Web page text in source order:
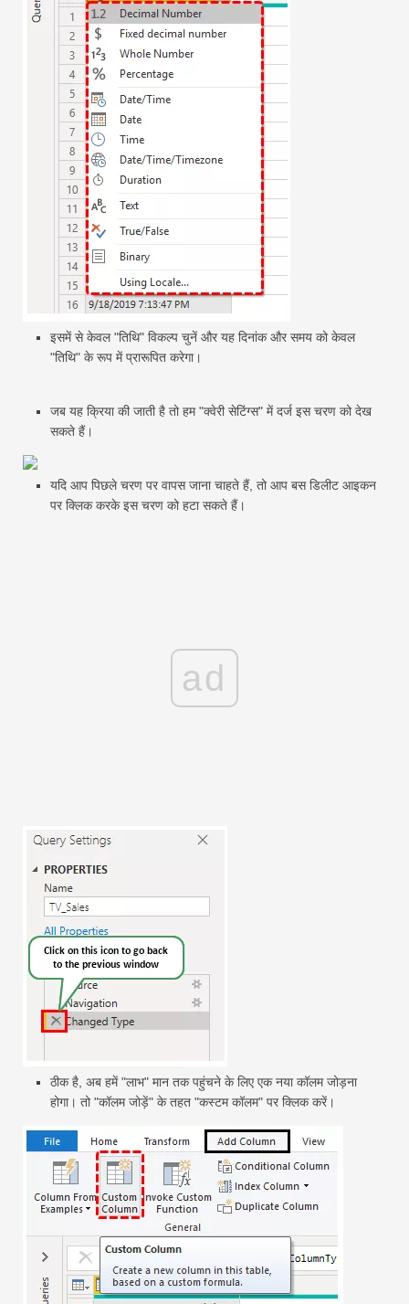
इसमें से केवल "तिथि" विकल्प चुनें और यह दिनांक और समय को केवल
"तिथि" के रूप में प्रारूपित करेगा।
जब यह क्रिया की जाती है तो हम "क्वेरी सेटिंग्स" में दर्ज इस चरण को देख
सकते हैं।
यदि आप पिछले चरण पर वापस जाना चाहते हैं, तो आप बस डिलीट आइकन
पर क्लिक करके इस चरण को हटा सकते हैं।
ad
ठीक है, अब हमें "लाभ" मान तक पहुंचने के लिए एक नया कॉलम जोड़ना
होगा। तो "कॉलम जोड़ें" के तहत "कस्टम कॉलम" पर क्लिक करें।